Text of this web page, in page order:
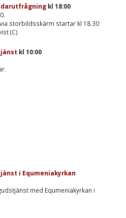
kl 18:00
storbildsskärm startar kl 18.30
(C)
kl 10:00
i Equmeniakyrkan
med Equmeniakyrkan i